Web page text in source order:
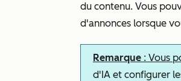
du contenu. Vous
d'annonces lorsque
Remarque : Vous
d'IA et configurer